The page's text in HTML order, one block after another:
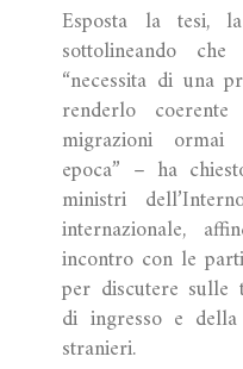
Esposta la tesi,
sottolineando
“necessita di una
renderlo
migrazioni
epoca” – ha
ministri
internazionale,
incontro con le
per discutere sulle
di ingresso e
stranieri.